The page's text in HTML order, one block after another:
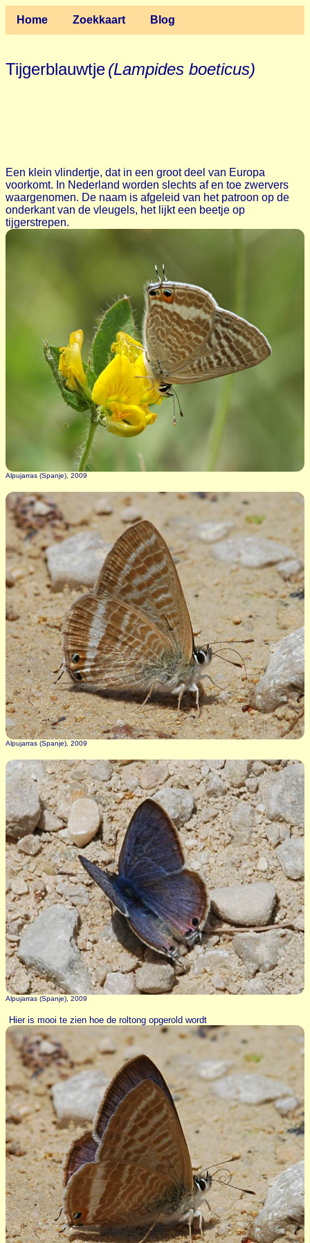
Home Zoekkaart Blog
Tijgerblauwtje(Lampides boeticus)
Een klein vlindertje, dat in een groot deel van Europa
voorkomt. In Nederland worden slechts af en toe zwervers
waargenomen. De naam is afgeleid van het patroon op de
onderkant van de vleugels, het lijkt een beetje op
tijgerstrepen.
Alpujarras (Spanje), 2009
Alpujarras (Spanje), 2009
Alpujarras (Spanje), 2009
Hier is mooi te zien hoe de roltong opgerold wordt